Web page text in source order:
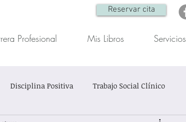
Reservar cita
Profesional Mis Libros Servicios
Disciplina Positiva Trabajo Social Clínico